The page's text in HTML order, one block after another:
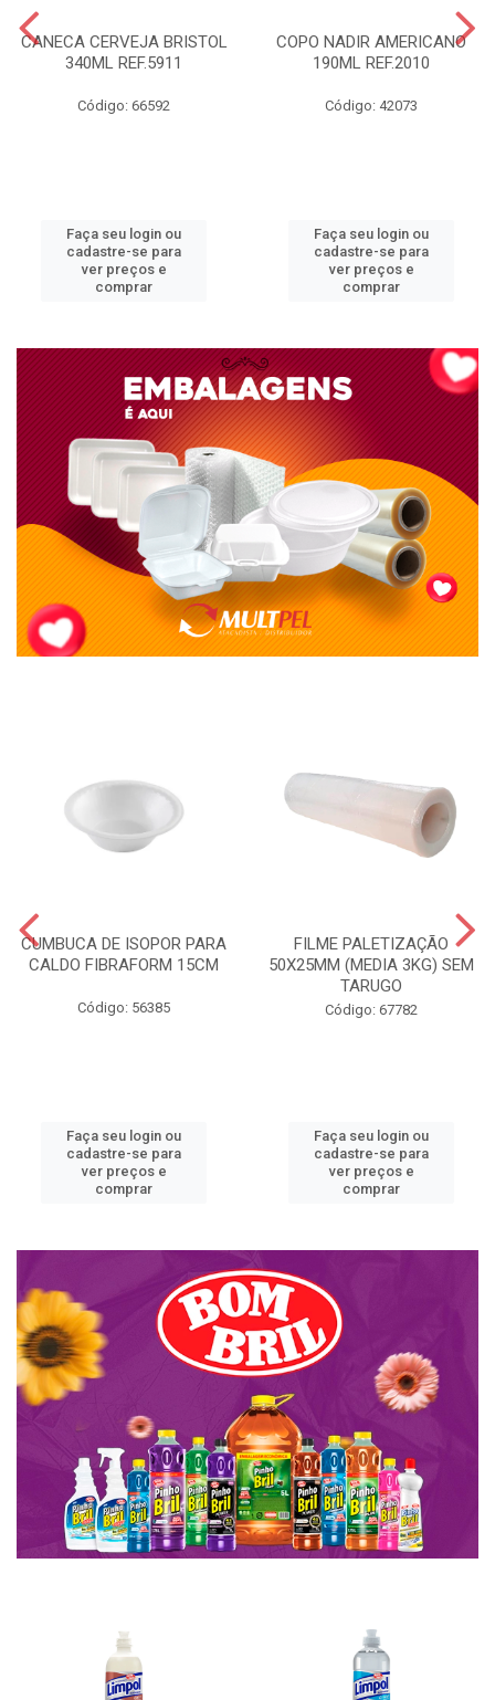
CANECA CERVEJA BRISTOL
340ML REF.5911
Código: 66592
Faça seu login ou
cadastre-se para
ver preços e
comprar
COPO NADIR AMERICANO
190ML REF.2010
Código: 42073
Faça seu login ou
cadastre-se para
ver preços e
comprar
CUMBUCA DE ISOPOR PARA
CALDO FIBRAFORM 15CM
Código: 56385
Faça seu login ou
cadastre-se para
ver preços e
comprar
FILME PALETIZAÇÃO
50X25MM (MEDIA 3KG) SEM
TARUGO
Código: 67782
Faça seu login ou
cadastre-se para
ver preços e
comprar